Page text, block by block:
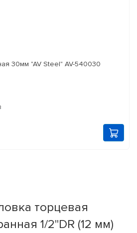
30мм "AV Steel" AV-540030
торцевая
1/2''DR (12 мм)